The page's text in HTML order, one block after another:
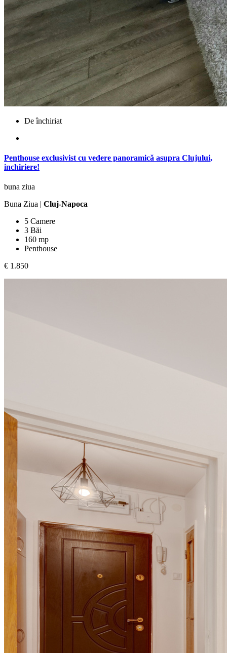
De închiriat
Penthouse exclusivist cu vedere panoramică asupra Clujului,
inchiriere!
buna ziua
Buna Ziua | Cluj-Napoca
5 Camere
3 Băi
160 mp
Penthouse
€ 1.850